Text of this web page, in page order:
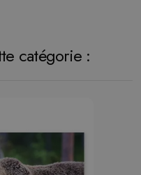
catégorie :